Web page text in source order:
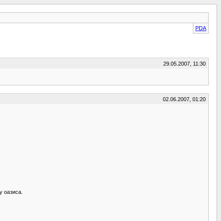
PDA
29.05.2007, 11:30
02.06.2007, 01:20
оазиса.